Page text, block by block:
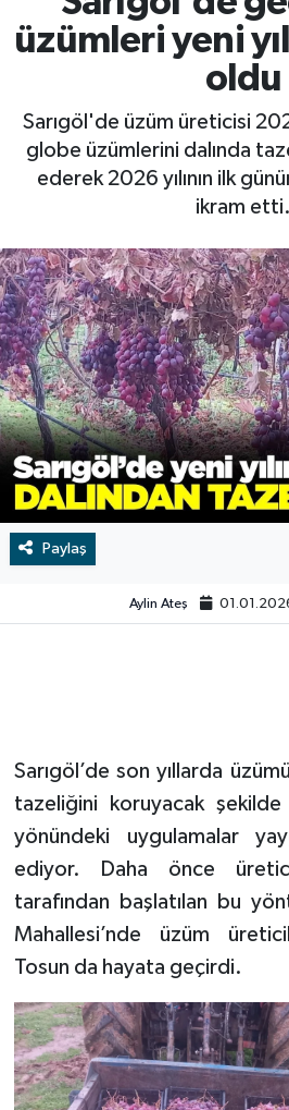
üzümleri yeni
oldu
Sarıgöl'de üzüm üreticisi
globe üzümlerini dalında
ederek 2026 yılının ilk
ikram etti.
Paylaş
Aylin Ateş
Sarıgöl’de son yıllarda
tazeliğini koruyacak
yönündeki uygulamalar
ediyor. Daha önce
tarafından başlatılan bu
Mahallesi’nde üzüm
Tosun da hayata geçirdi.
RESMİ İLAN
BİLİM VE TEKNOLOJİ
RESMİ İLAN
Tarih
Dünya
İletişim
Künye
SPOR
Vefat
Video